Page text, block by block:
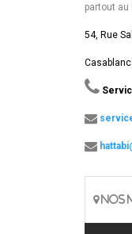
partout
54, Rue
NOS